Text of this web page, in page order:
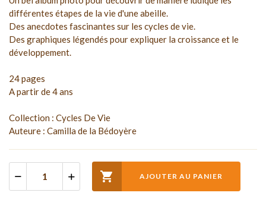
différentes étapes de la vie d'une abeille.
Des anecdotes fascinantes sur les cycles de vie.
Des graphiques légendés pour expliquer la croissance et le
développement.
24 pages
A partir de 4 ans
Collection : Cycles De Vie
Auteure : Camilla de la Bédoyère
 AJOUTER AU PANIER